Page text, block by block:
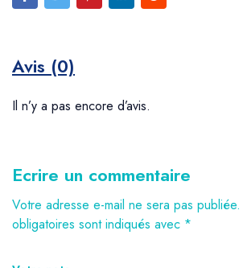
Avis (0)
Il n’y a pas encore d’avis.
Ecrire un commentaire
Votre adresse e-mail ne sera pas publiée.
obligatoires sont indiqués avec *